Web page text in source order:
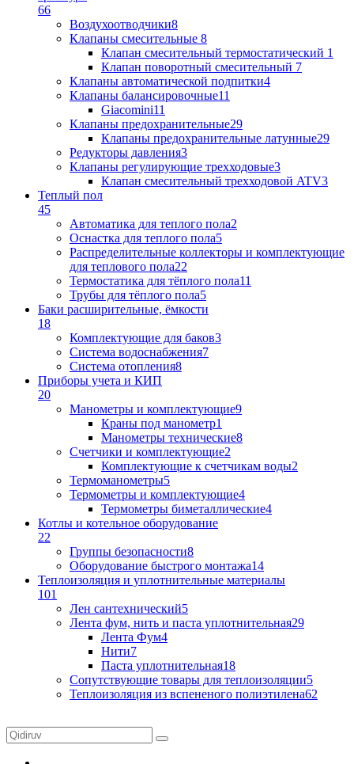
66
Воздухоотводчики8
Клапаны cмесительные 8
Клапан cмесительный термостатический 1
Клапан поворотный cмесительный 7
Клапаны автоматической подпитки4
Клапаны балансировочные11
Giacomini11
Клапаны предохранительные29
Клапаны предохранительные латунные29
Редукторы давления3
Клапаны регулирующие трехходовые3
Клапан смесительный трехходовой ATV3
Теплый пол
45
Автоматика для теплого пола2
Оснастка для теплого пола5
Распределительные коллекторы и комплектующие
для теплового пола22
Термостатика для тёплого пола11
Трубы для тёплого пола5
Баки расширительные, ёмкости
18
Комплектующие для баков3
Система водоснабжения7
Система отопления8
Приборы учета и КИП
20
Манометры и комплектующие9
Краны под манометр1
Манометры технические8
Счетчики и комплектующие2
Комплектующие к счетчикам воды2
Термоманометры5
Термометры и комплектующие4
Термометры биметаллические4
Котлы и котельное оборудование
22
Группы безопасности8
Оборудование быстрого монтажа14
Теплоизоляция и уплотнительные материалы
101
Лен сантехнический5
Лента фум, нить и паста уплотнительная29
Лента Фум4
Нити7
Паста уплотнительная18
Сопутствующие товары для теплоизоляции5
Теплоизоляция из вспененого полиэтилена62